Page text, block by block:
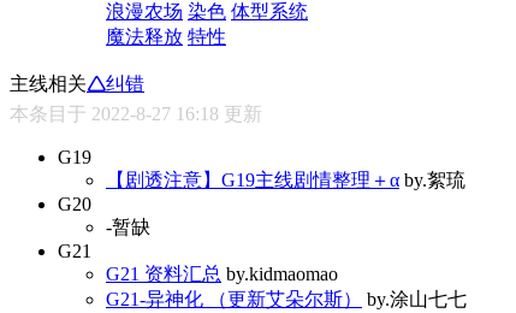
浪漫农场 染色 体型系统
魔法释放 特性
主线相关🛆纠错
本条目于 2022-8-27 16:18 更新
G19
【剧透注意】G19主线剧情整理＋α by.絮琉
G20
-暂缺
G21
G21 资料汇总 by.kidmaomao
G21-异神化 （更新艾朵尔斯）
by.涂山七七